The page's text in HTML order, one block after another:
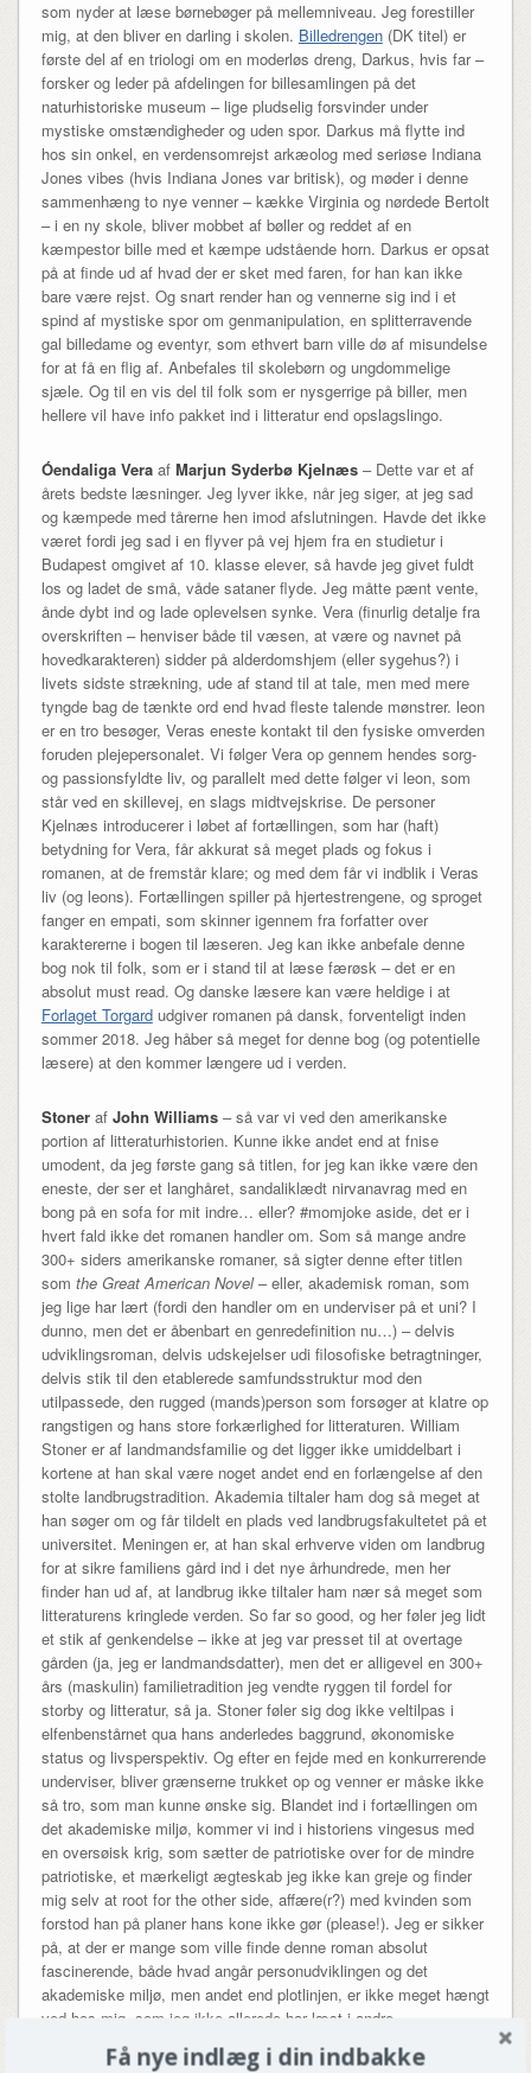
som nyder at læse børnebøger på mellemniveau. Jeg forestiller
mig, at den bliver en darling i skolen. Billedrengen(DK titel) er
første del af en triologi om en moderløs dreng, Darkus, hvis far –
forsker og leder på afdelingen for billesamlingen på det
naturhistoriske museum – lige pludselig forsvinder under
mystiske omstændigheder og uden spor. Darkus må flytte ind
hos sin onkel, en verdensomrejst arkæolog med seriøse Indiana
Jones vibes (hvis Indiana Jones var britisk), og møder i denne
sammenhæng to nye venner – kække Virginia og nørdede Bertolt
– i en ny skole, bliver mobbet af bøller og reddet af en
kæmpestor bille med et kæmpe udstående horn. Darkus er opsat
på at finde ud af hvad der er sket med faren, for han kan ikke
bare være rejst. Og snart render han og vennerne sig ind i et
spind af mystiske spor om genmanipulation, en splitterravende
gal billedame og eventyr, som ethvert barn ville dø af misundelse
for at få en flig af. Anbefales til skolebørn og ungdommelige
sjæle. Og til en vis del til folk som er nysgerrige på biller, men
hellere vil have info pakket ind i litteratur end opslagslingo.
Óendaliga Veraaf Marjun Syderbø Kjelnæs– Dette var et af
årets bedste læsninger. Jeg lyver ikke, når jeg siger, at jeg sad
og kæmpede med tårerne hen imod afslutningen. Havde det ikke
været fordi jeg sad i en flyver på vej hjem fra en studietur i
Budapest omgivet af 10. klasse elever, så havde jeg givet fuldt
los og ladet de små, våde sataner flyde. Jeg måtte pænt vente,
ånde dybt ind og lade oplevelsen synke. Vera (finurlig detalje fra
overskriften – henviser både til væsen, at være og navnet på
hovedkarakteren) sidder på alderdomshjem (eller sygehus?) i
livets sidste strækning, ude af stand til at tale, men med mere
tyngde bag de tænkte ord end hvad fleste talende mønstrer. leon
er en tro besøger, Veras eneste kontakt til den fysiske omverden
foruden plejepersonalet. Vi følger Vera op gennem hendes sorg-
og passionsfyldte liv, og parallelt med dette følger vi leon, som
står ved en skillevej, en slags midtvejskrise. De personer
Kjelnæs introducerer i løbet af fortællingen, som har (haft)
betydning for Vera, får akkurat så meget plads og fokus i
romanen, at de fremstår klare; og med dem får vi indblik i Veras
liv (og leons). Fortællingen spiller på hjertestrengene, og sproget
fanger en empati, som skinner igennem fra forfatter over
karaktererne i bogen til læseren. Jeg kan ikke anbefale denne
bog nok til folk, som er i stand til at læse færøsk – det er en
absolut must read. Og danske læsere kan være heldige i at
Forlaget Torgardudgiver romanen på dansk, forventeligt inden
sommer 2018. Jeg håber så meget for denne bog (og potentielle
læsere) at den kommer længere ud i verden.
Stoneraf John Williams– så var vi ved den amerikanske
portion af litteraturhistorien. Kunne ikke andet end at fnise
umodent, da jeg første gang så titlen, for jeg kan ikke være den
eneste, der ser et langhåret, sandaliklædt nirvanavrag med en
bong på en sofa for mit indre… eller? #momjoke aside, det er i
hvert fald ikke det romanen handler om. Som så mange andre
300+ siders amerikanske romaner, så sigter denne efter titlen
som the Great American Novel– eller, akademisk roman, som
jeg lige har lært (fordi den handler om en underviser på et uni? I
dunno, men det er åbenbart en genredefinition nu…) – delvis
udviklingsroman, delvis udskejelser udi filosofiske betragtninger,
delvis stik til den etablerede samfundsstruktur mod den
utilpassede, den rugged (mands)person som forsøger at klatre op
rangstigen og hans store forkærlighed for litteraturen. William
Stoner er af landmandsfamilie og det ligger ikke umiddelbart i
kortene at han skal være noget andet end en forlængelse af den
stolte landbrugstradition. Akademia tiltaler ham dog så meget at
han søger om og får tildelt en plads ved landbrugsfakultetet på et
universitet. Meningen er, at han skal erhverve viden om landbrug
for at sikre familiens gård ind i det nye århundrede, men her
finder han ud af, at landbrug ikke tiltaler ham nær så meget som
litteraturens kringlede verden. So far so good, og her føler jeg lidt
et stik af genkendelse – ikke at jeg var presset til at overtage
gården (ja, jeg er landmandsdatter), men det er alligevel en 300+
års (maskulin) familietradition jeg vendte ryggen til fordel for
storby og litteratur, så ja. Stoner føler sig dog ikke veltilpas i
elfenbenstårnet qua hans anderledes baggrund, økonomiske
status og livsperspektiv. Og efter en fejde med en konkurrerende
underviser, bliver grænserne trukket op og venner er måske ikke
så tro, som man kunne ønske sig. Blandet ind i fortællingen om
det akademiske miljø, kommer vi ind i historiens vingesus med
en oversøisk krig, som sætter de patriotiske over for de mindre
patriotiske, et mærkeligt ægteskab jeg ikke kan greje og finder
mig selv at root for the other side, affære(r?) med kvinden som
forstod han på planer hans kone ikke gør (please!). Jeg er sikker
på, at der er mange som ville finde denne roman absolut
fascinerende, både hvad angår personudviklingen og det
akademiske miljø, men andet end plotlinjen, er ikke meget hængt
ved hos mig, som jeg ikke allerede har læst i andre
udviklingsromaner.Få nye indlæg i din indbakke